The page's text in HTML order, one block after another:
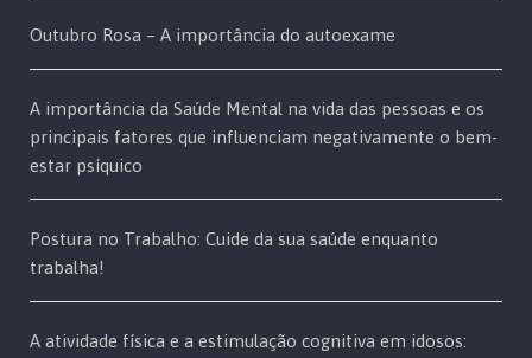
Outubro Rosa – A importância do autoexame
A importância da Saúde Mental na vida das pessoas e os
principais fatores que influenciam negativamente o bem-
estar psíquico
Postura no Trabalho: Cuide da sua saúde enquanto
trabalha!
A atividade física e a estimulação cognitiva em idosos: